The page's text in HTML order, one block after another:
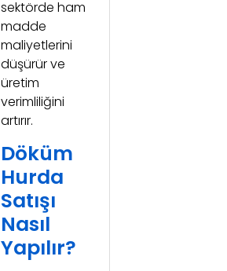
sektörde ham
madde
maliyetlerini
düşürür ve
üretim
verimliliğini
artırır.
Döküm
Hurda
Satışı
Nasıl
Yapılır?